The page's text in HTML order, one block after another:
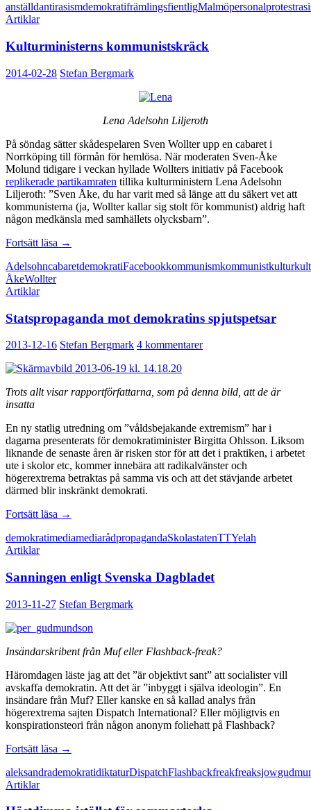
anställdantirasismdemokratifrämlingsfientligMalmöpersonalprotest
Artiklar
Kulturministerns kommunistskräck
2014-02-28 Stefan Bergmark
Lena Adelsohn Liljeroth
På söndag sätter skådespelaren Sven Wollter upp en cabaret i
Norrköping till förmån för hemlösa. När moderaten Sven-Åke
Molund tidigare i veckan hyllade Wollters initiativ på Facebook
replikerade partikamraten tillika kulturministern Lena Adelsohn
Liljeroth: ”Sven Åke, du har varit med så länge att du säkert vet att
kommunisterna (ja, Wollter kallar sig stolt för kommunist) aldrig haft
någon medkänsla med samhällets olycksbarn”.
Fortsätt läsa Kulturministerns
→
AdelsohncabaretdemokratiFacebookkommunismkommunistkultur
ÅkeWollter
Artiklar
Statspropaganda mot demokratins spjutspetsar
2013-12-16 Stefan Bergmark 4 kommentarer
Trots allt visar rapportförfattarna, som på denna bild, att de är
insatta
En ny statlig utredning om ”våldsbejakande extremism” har i
dagarna presenterats för demokratiminister Birgitta Ohlsson. Liksom
liknande de senaste åren är risken stor för att det i praktiken, i arbetet
ute i skolor etc, kommer innebära att radikalvänster och
högerextrema betraktas på samma vis och att det stävjande arbetet
därmed blir inskränkt demokrati.
Fortsätt läsa Statspropaganda
demokratins
→
demokratimediamediarådpropagandaSkolastatenTTYelah
Artiklar
Sanningen enligt Svenska Dagbladet
2013-11-27 Stefan Bergmark
Insändarskribent från Muf eller Flashback-freak?
Häromdagen läste jag att det ”är objektivt sant” att socialister vill
avskaffa demokratin. Att det är ”inbyggt i själva ideologin”. En
insändare från Muf? Eller kanske en så kallad analys från
högerextrema sajten Dispatch International? Eller möjligtvis en
konspirationsteori från någon anonym foliehatt på Flashback?
Fortsätt läsa Sanningen
Svenska
→
aleksandrademokratidiktaturDispatchFlashbackfreakfreaksjow
Artiklar